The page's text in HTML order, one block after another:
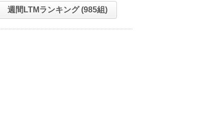
週間LTMランキング (985組)